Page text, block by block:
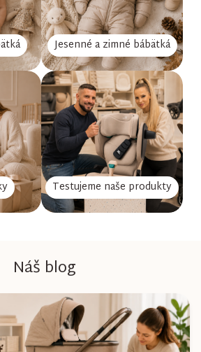
Jesenné a zimné bábätká
Testujeme naše produkty
Náš blog